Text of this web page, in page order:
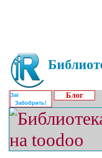
Забобрить!
Блог